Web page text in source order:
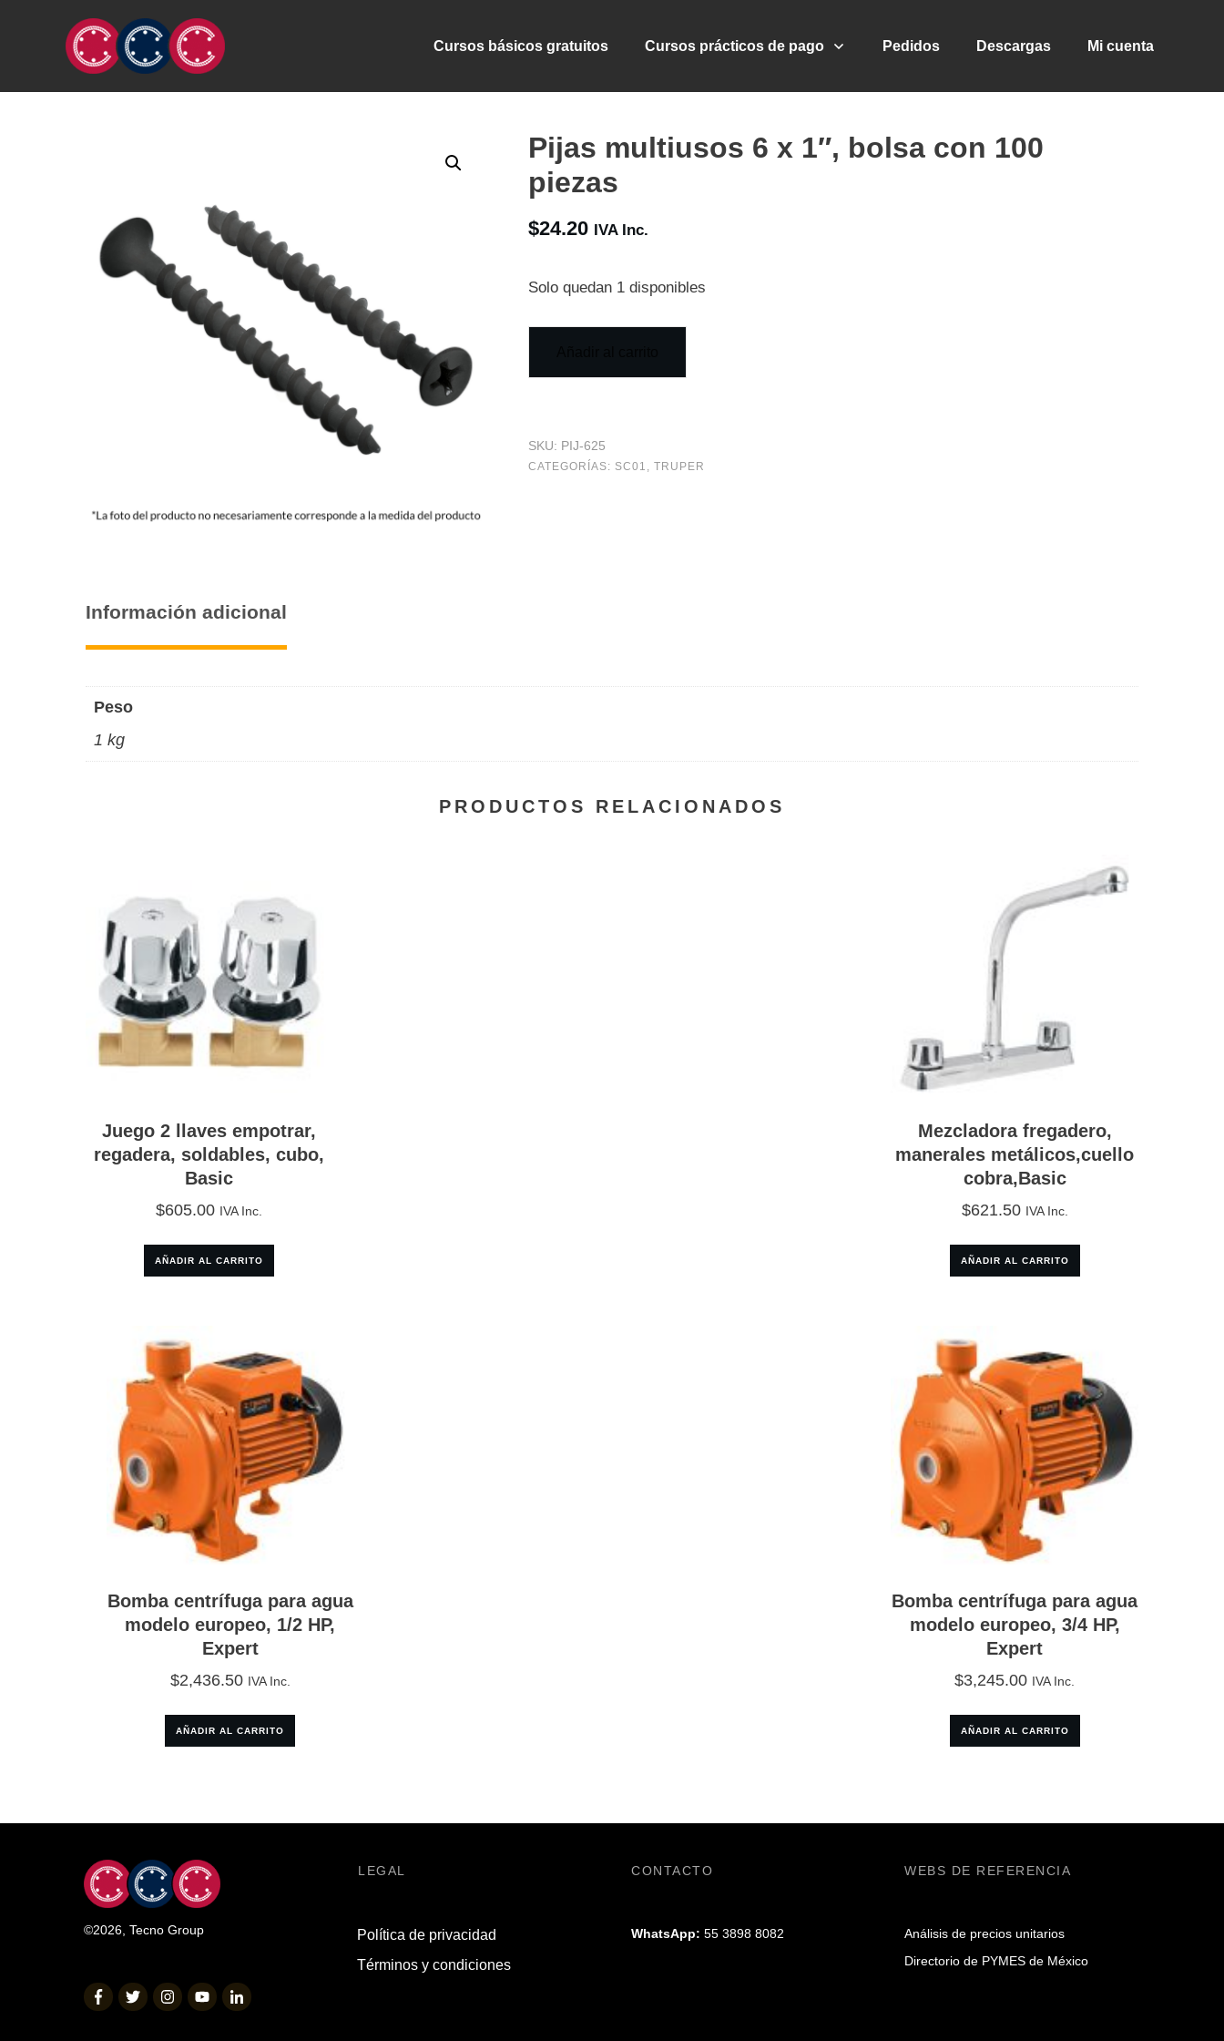
Cursos básicos gratuitos Cursos prácticos de pago Pedidos Descargas Mi cuenta
Pijas multiusos 6 x 1″, bolsa con 100
piezas
$24.20 IVA Inc.
Solo quedan 1 disponibles
SKU: PIJ-625
CATEGORÍAS: SC01 ,TRUPER
Información adicional
Peso
1 kg
PRODUCTOS RELACIONADOS
Juego 2 llaves empotrar,
regadera, soldables, cubo,
Basic
$605.00 IVA Inc.
AÑADIR AL CARRITO
Mezcladora fregadero,
manerales metálicos,cuello
cobra,Basic
$621.50 IVA Inc.
AÑADIR AL CARRITO
Bomba centrífuga para agua
modelo europeo, 1/2 HP,
Expert
$2,436.50 IVA Inc.
AÑADIR AL CARRITO
Bomba centrífuga para agua
modelo europeo, 3/4 HP,
Expert
$3,245.00 IVA Inc.
AÑADIR AL CARRITO
©2026 Tecno Group
LEGAL
Política de privacidad
Términos y condiciones
CONTACTO
WhatsApp: 55 3898 8082
WEBS DE REFERENCIA
Análisis de precios unitarios
Directorio de PYMES de México